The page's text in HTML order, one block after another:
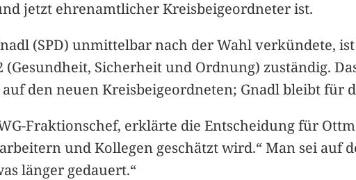
jetzt ehrenamtlicher Kreisbeigeordneter ist.
(SPD) unmittelbar nach der Wahl verkündete,
(Gesundheit, Sicherheit und Ordnung) zuständig.
den neuen Kreisbeigeordneten; Gnadl bleibt für
Fraktionschef, erklärte die Entscheidung für
und Kollegen geschätzt wird.“ Man sei auf
länger gedauert.“